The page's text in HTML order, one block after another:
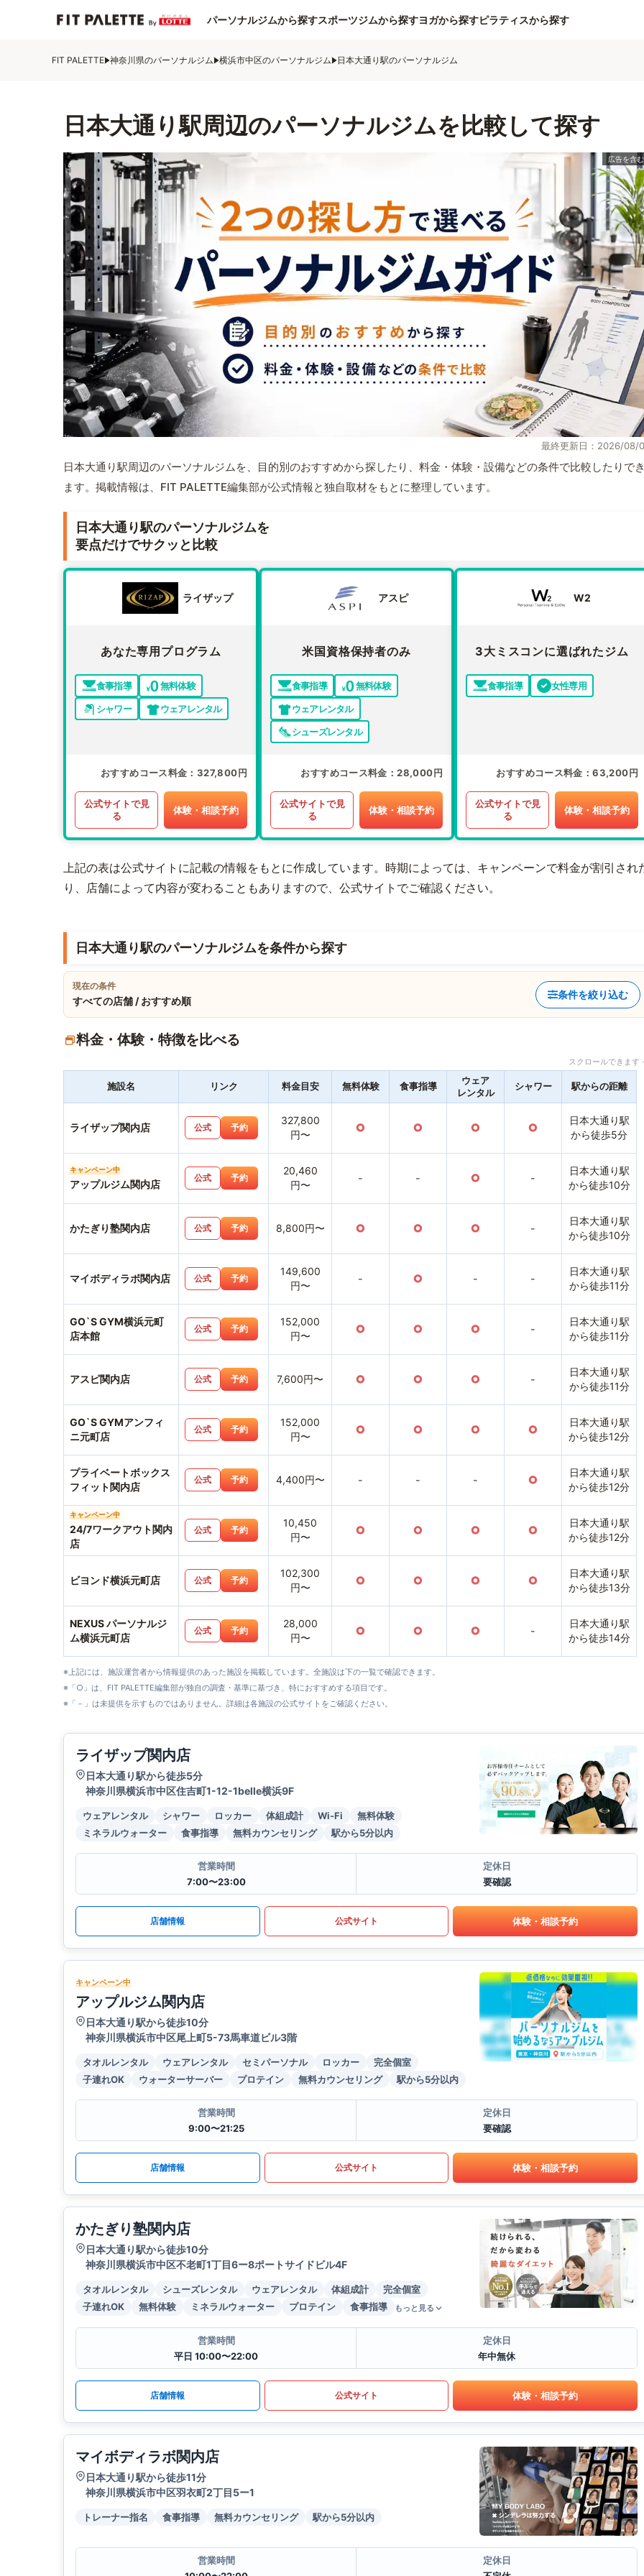
パーソナルジムから探すスポーツジムから探すヨガから探すピラティスから探す
FIT PALETTE 神奈川県のパーソナルジム 横浜市中区のパーソナルジム 日本大通り駅のパーソナルジム
日本大通り駅周辺のパーソナルジムを比較して探す
最終更新日：2026/08/
日本大通り駅周辺のパーソナルジムを、目的別のおすすめから探したり、料金・体験・設備などの条件で比較したりで
ます。掲載情報は、FIT PALETTE編集部が公式情報と独自取材をもとに整理しています。
日本大通り駅のパーソナルジムを
要点だけでサクッと比較
ライザップ
あなた専用プログラム
食事指導
無料体験
シャワー
ウェアレンタル
おすすめコース料金 327,800円
公式サイトで見
る
体験・相談予約
アスピ
米国資格保持者のみ
食事指導
無料体験
ウェアレンタル
シューズレンタル
おすすめコース料金 28,000円
公式サイトで見
る
体験・相談予約
W2
3大ミスコンに選ばれたジム
食事指導 女性専用
おすすめコース料金 63,200円
公式サイトで見
る
体験・相談予約
上記の表は公式サイトに記載の情報をもとに作成しています。時期によっては、キャンペーンで料金が割引され
り、店舗によって内容が変わることもありますので、公式サイトでご確認ください。
日本大通り駅のパーソナルジムを条件から探す
現在の条件
すべての店舗 / おすすめ順
条件を絞り込む
料金・体験・特徴を比べる
スクロールできま
施設名 リンク 料金目安 無料体験 食事指導
ウェア
レンタル
シャワー 駅からの距離
ライザップ関内店 公式 予約
327,800
円〜
○ ○ ○ ○
日本大通り駅
から徒歩5分
キャンペーン中
アップルジム関内店
公式 予約
20,460
円〜
- - ○ -
日本大通り駅
から徒歩10分
かたぎり塾関内店 公式 予約 8,800円〜 ○ ○ ○ -
日本大通り駅
から徒歩10分
マイボディラボ関内店 公式 予約
149,600
円〜
- ○ - -
日本大通り駅
から徒歩11分
GO`S GYM横浜元町
店本館
公式 予約
152,000
円〜
○ ○ ○ -
日本大通り駅
から徒歩11分
アスピ関内店 公式 予約 7,600円〜 ○ ○ ○ -
日本大通り駅
から徒歩11分
GO`S GYMアンフィ
ニ元町店
公式 予約
152,000
円〜
○ ○ ○ ○
日本大通り駅
から徒歩12分
プライベートボックス
フィット関内店
公式 予約 4,400円〜 - - - ○
日本大通り駅
から徒歩12分
キャンペーン中
24/7ワークアウト関内
店
公式 予約
10,450
円〜
○ ○ ○ ○
日本大通り駅
から徒歩12分
ビヨンド横浜元町店 公式 予約
102,300
円〜
○ ○ ○ ○
日本大通り駅
から徒歩13分
NEXUS パーソナルジ
ム横浜元町店
公式 予約
28,000
円〜
○ ○ ○ -
日本大通り駅
から徒歩14分
※上記には、施設運営者から情報提供のあった施設を掲載しています。全施設は下の一覧で確認できます。
※「○」は、FIT PALETTE編集部が独自の調査・基準に基づき、特におすすめする項目です。
※「－」は未提供を示すものではありません。詳細は各施設の公式サイトをご確認ください。
ライザップ関内店
日本大通り駅から徒歩5分
神奈川県横浜市中区住吉町1-12-1belle横浜9F
ウェアレンタル シャワー ロッカー 体組成計 Wi-Fi
無料体験
ミネラルウォーター
食事指導 無料カウンセリング 駅から5分以内
営業時間
7:00〜23:00
定休日
要確認
店舗情報 公式サイト 体験・相談予約
キャンペーン中
アップルジム関内店
日本大通り駅から徒歩10分
神奈川県横浜市中区尾上町5-73馬車道ビル3階
タオルレンタル ウェアレンタル セミパーソナル ロッカー
完全個室
子連れOK
ウォーターサーバー プロテイン 無料カウンセリング 駅から5分以内
営業時間
9:00〜21:25
定休日
要確認
店舗情報 公式サイト 体験・相談予約
かたぎり塾関内店
日本大通り駅から徒歩10分
神奈川県横浜市中区不老町1丁目6ー8ポートサイドビル4F
タオルレンタル シューズレンタル ウェアレンタル 体組成計
完全個室
子連れOK
無料体験 ミネラルウォーター プロテイン 食事指導 もっと見る
営業時間
平日 10:00〜22:00
定休日
年中無休
店舗情報 公式サイト 体験・相談予約
マイボディラボ関内店
日本大通り駅から徒歩11分
神奈川県横浜市中区羽衣町2丁目5ー1
トレーナー指名 食事指導 無料カウンセリング 駅から5分以内
営業時間
定休日